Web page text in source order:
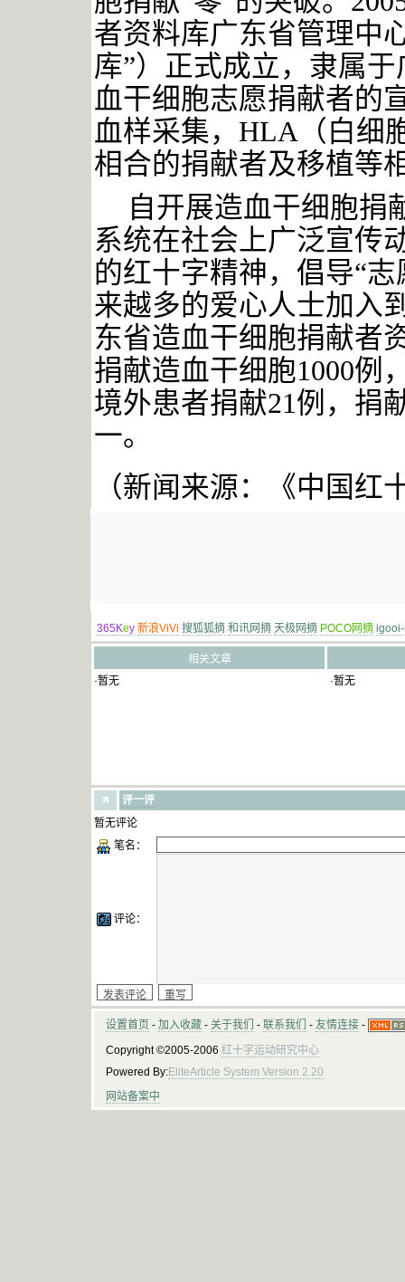
者资料库广东省管理中
库”）正式成立，隶属
血干细胞志愿捐献者的
血样采集，HLA（白细
相合的捐献者及移植等
自开展造血干细胞捐
系统在社会上广泛宣传
的红十字精神，倡导“
来越多的爱心人士加入
东省造血干细胞捐献者
捐献造血干细胞1000例
境外患者捐献21例，捐
一。
（新闻 来源：《中国红
365Key 新浪ViVi 搜狐狐摘 和讯网摘 天极网摘 POCO网摘
相关文章
·暂无
·暂无
评一评
暂无评论
笔名：
评论：
设置首页 - 加入收藏 - 关于我们 - 联系我们 - 友情连接 -
Copyright ©2005-2006 红十字运动研究中心
Powered By:EliteArticle System Version 2.20
网站备案中